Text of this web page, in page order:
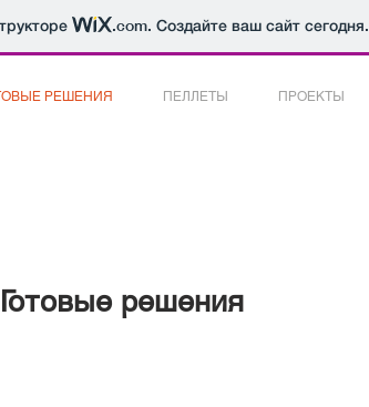
.com. Создайте ваш сайт сегодня.
РЕШЕНИЯ ПЕЛЛЕТЫ ПРОЕКТЫ
Готовые решения